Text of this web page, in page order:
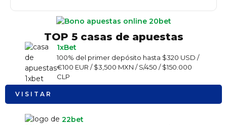
TOP 5 casas de apuestas
1xBet
100% del primer depósito hasta $320 USD /
€100 EUR / $3,500 MXN / S/450 / $150.000
CLP
VISITAR
22bet